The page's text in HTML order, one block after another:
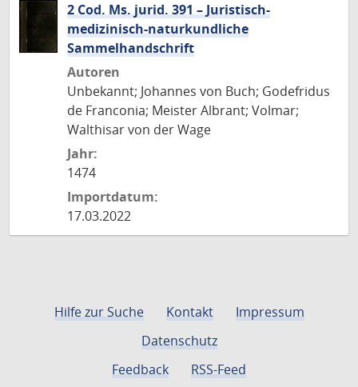
2 Cod. Ms. jurid. 391 – Juristisch-
medizinisch-naturkundliche
Sammelhandschrift
Autoren
Unbekannt; Johannes von Buch; Godefridus
de Franconia; Meister Albrant; Volmar;
Walthisar von der Wage
Jahr:
1474
Importdatum:
17.03.2022
Hilfe zur Suche Kontakt
Impressum
Datenschutz
Feedback
RSS-Feed